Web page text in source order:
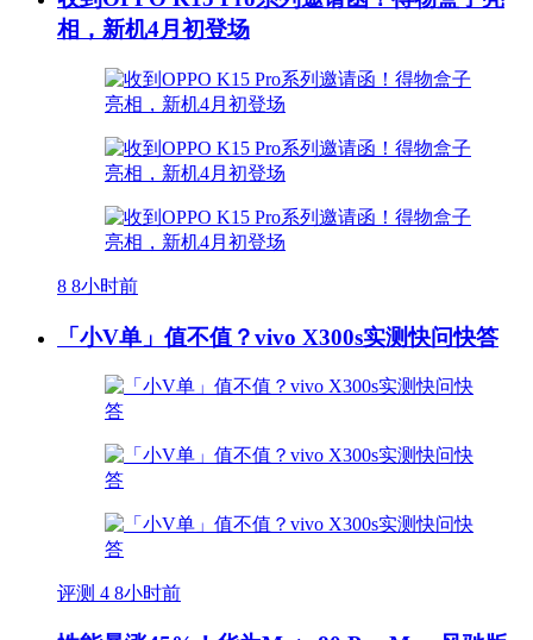
相，新机4月初登场
8 8小时前
「小V单」值不值？vivo X300s实测快问快答
评测 4 8小时前